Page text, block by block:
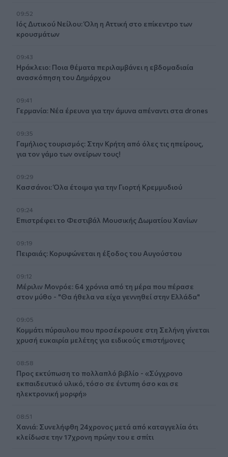
09:52
Ιός Δυτικού Νείλου: Όλη η Αττική στο επίκεντρο των
κρουσμάτων
09:43
Ηράκλειο: Ποια θέματα περιλαμβάνει η εβδομαδιαία
ανασκόπηση του Δημάρχου
09:41
Γερμανία: Νέα έρευνα για την άμυνα απέναντι στα drones
09:35
Γαμήλιος τουρισμός: Στην Κρήτη από όλες τις ηπείρους,
για τον γάμο των ονείρων τους!
09:29
Κασσάνοι: Όλα έτοιμα για την Γιορτή Κρεμμυδιού
09:24
Επιστρέφει το Φεστιβάλ Μουσικής Δωματίου Χανίων
09:19
Πειραιάς: Κορυφώνεται η έξοδος του Αυγούστου
09:12
Μέριλιν Μονρόε: 64 χρόνια από τη μέρα που πέρασε
στον μύθο - "Θα ήθελα να είχα γεννηθεί στην Ελλάδα"
09:05
Κομμάτι πύραυλου που προσέκρουσε στη Σελήνη γίνεται
χρυσή ευκαιρία μελέτης για ειδικούς επιστήμονες
08:58
Προς εκτύπωση το πολλαπλό βιβλίο - «Σύγχρονο
εκπαιδευτικό υλικό, τόσο σε έντυπη όσο και σε
ηλεκτρονική μορφή»
08:51
Χανιά: Συνελήφθη 24χρονος μετά από καταγγελία ότι
κλείδωσε την 17χρονη πρώην του ε σπίτι